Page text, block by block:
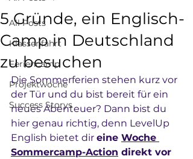
All Posts
Klassenfahrt
Feriencamp
Projektwoche
Success Storys
5 Gründe, ein Englisch-
Camp in Deutschland
zu besuchen
Die Sommerferien stehen kurz vor
der Tür und du bist bereit für ein
neues Abenteuer? Dann bist du
hier genau richtig, denn LevelUp
English bietet dir eine Woche
Sommercamp-Action direkt vor